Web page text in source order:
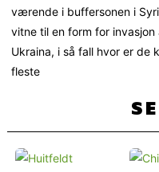
værende i buffersonen i
vitne til en form for
Ukraina, i så fall hvor er de
fleste